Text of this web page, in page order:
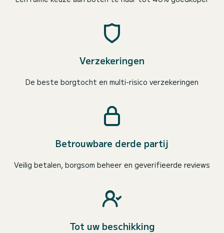
Verzekeringen
De beste borgtocht en multi-risico verzekeringen
Betrouwbare derde partij
Veilig betalen, borgsom beheer en geverifieerde reviews
Tot uw beschikking